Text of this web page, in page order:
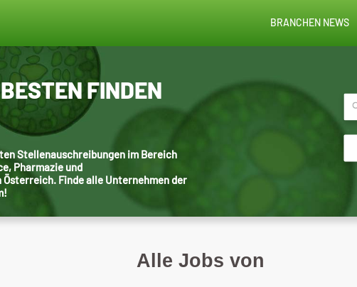
BRANCHEN NEWS
FINDEN
Stellenauschreibungen im Bereich
Pharmazie und
Finde alle Unternehmen der
Alle Jobs von